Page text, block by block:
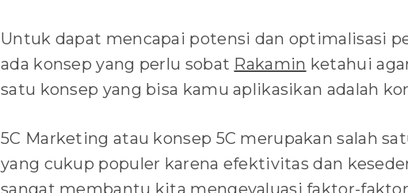
Untuk dapat mencapai potensi dan optimalisasi
ada konsep yang perlu sobat Rakamin ketahui
satu konsep yang bisa kamu aplikasikan adalah
5C Marketing atau konsep 5C merupakan salah
yang cukup populer karena efektivitas dan
sangat membantu kita mengevaluasi faktor-